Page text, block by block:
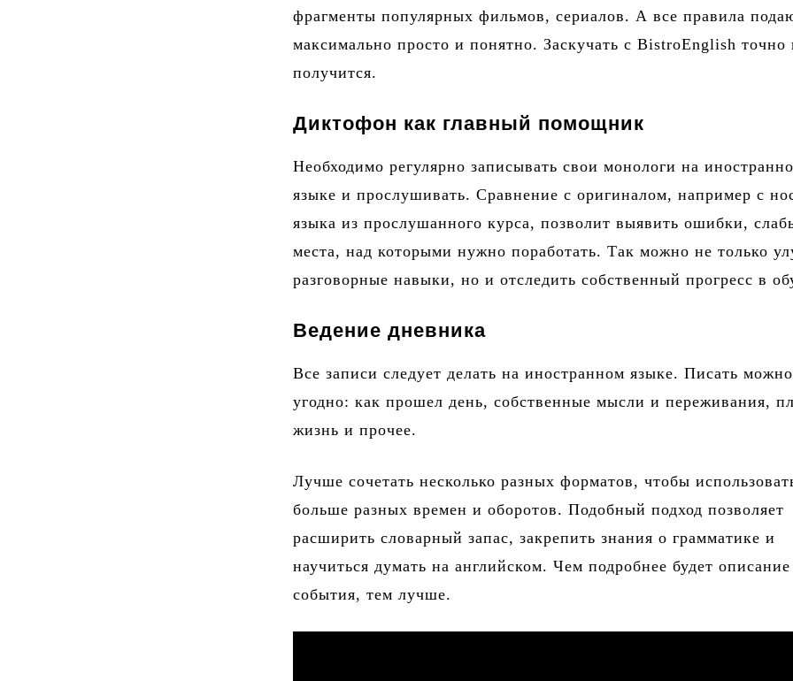
фрагменты популярных фильмов, сериалов. А все правила
максимально просто и понятно. Заскучать с BistroEnglish точно
получится.
Диктофон как главный помощник
Необходимо регулярно записывать свои монологи на
языке и прослушивать. Сравнение с оригиналом, например с
языка из прослушанного курса, позволит выявить ошибки,
места, над которыми нужно поработать. Так можно не только
разговорные навыки, но и отследить собственный прогресс в
Ведение дневника
Все записи следует делать на иностранном языке. Писать
угодно: как прошел день, собственные мысли и переживания,
жизнь и прочее.
Лучше сочетать несколько разных форматов, чтобы
больше разных времен и оборотов. Подобный подход позволяет
расширить словарный запас, закрепить знания о грамматике и
научиться думать на английском. Чем подробнее будет
события, тем лучше.